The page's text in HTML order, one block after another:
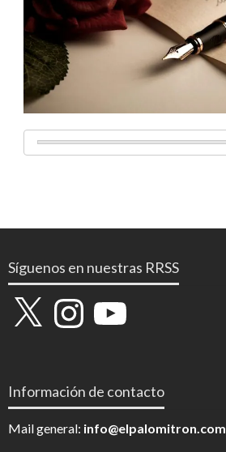
Síguenos en nuestras RRSS
X InstagramYouTube
Información de contacto
Mail general: info@elpalomitron.com